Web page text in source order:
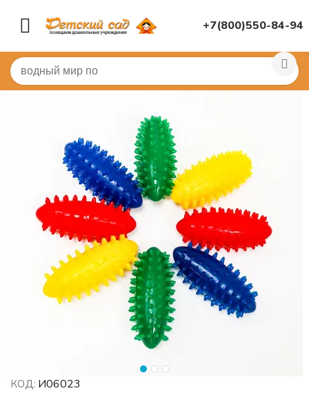
+7(800)550-84-94
Главная / СПОРТИВНЫЙ ЗАЛ Для массажа, дорожки
КОД: И06023